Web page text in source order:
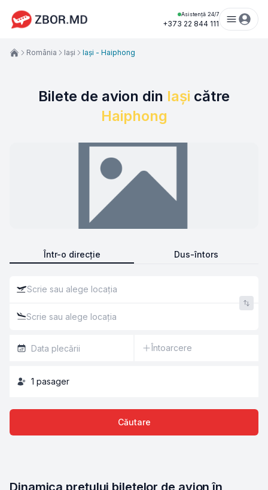
Asistență 24/7
+373 22 844 111
Bilete de avion din Iași către
Haiphong
Într-o direcție Dus-întors
Întoarcere
1 pasager
Căutare
România Iași Iași - Haiphong
Dinamica prețului biletelor de avion în